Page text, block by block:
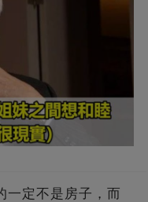
一定不是房子，而